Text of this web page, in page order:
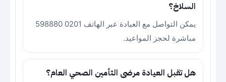
السلاخ؟
يمكن التواصل مع العيادة عبر الهاتف 0201 598880
مباشرة لحجز المواعيد.
هل تقبل العيادة مرضى التأمين الصحي العام؟